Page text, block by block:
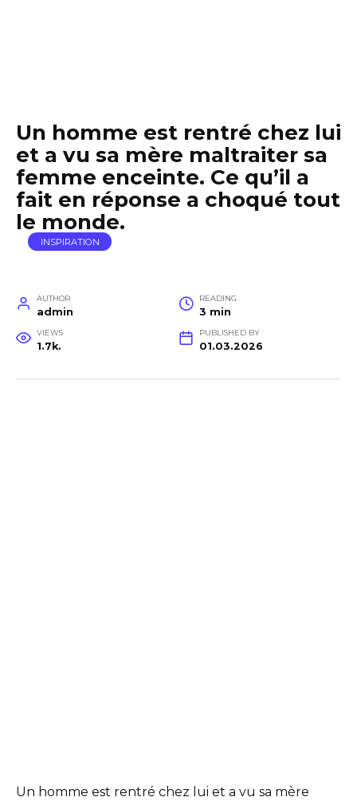
Un homme est rentré chez lui
et a vu sa mère maltraiter sa
femme enceinte. Ce qu’il a
fait en réponse a choqué tout
le monde.
INSPIRATION
AUTHOR
admin
READING
3 min
VIEWS
1.7k.
PUBLISHED BY
01.03.2026
Un homme est rentré chez lui et a vu sa mère